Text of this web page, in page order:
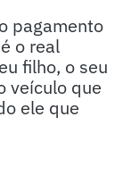
pagamento
o real
filho, o seu
veículo que
ele que